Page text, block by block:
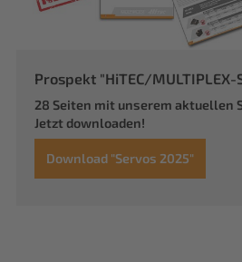
Prospekt "HiTEC/MULTIPLEX-
28 Seiten mit unserem aktuellen
Jetzt downloaden!
Download "Servos 2025"